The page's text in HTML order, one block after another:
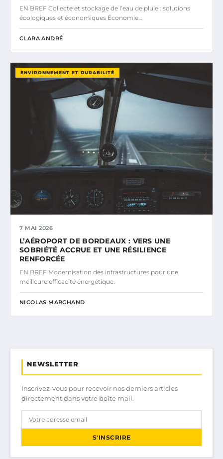
EN BREF Collecte et stockage de l’eau de pluie : solutions
écologiques et économiques Économie…
CLARA ANDRÉ
ENVIRONNEMENT ET DURABILITÉ
7 MAI 2026
L’AÉROPORT DE BORDEAUX : VERS UNE
SOBRIÉTÉ ACCRUE ET UNE RÉSILIENCE
RENFORCÉE
EN BREF Modernisation des infrastructures pour une
meilleure efficacité énergétique.
NICOLAS MARCHAND
NEWSLETTER
Inscrivez-vous pour recevoir nos derniers articles
directement dans votre boîte mail.
S'INSCRIRE